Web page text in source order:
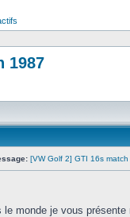
1987
[VW Golf 2] GTI 16s match
le monde je vous